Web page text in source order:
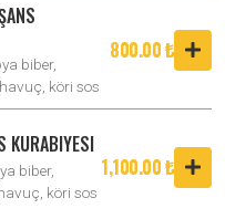
biber,
köri sos
800.00 ₺
KURABIYESI
biber,
köri sos
1,100.00 ₺